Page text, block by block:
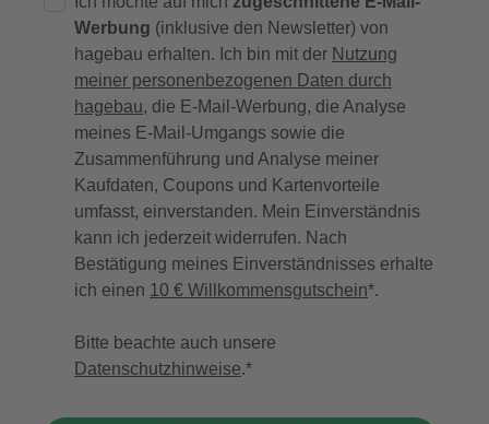
Werbung (inklusive den Newsletter) von
hagebau erhalten. Ich bin mit der Nutzung
meiner personenbezogenen Daten durch
hagebau, die E-Mail-Werbung, die Analyse
meines E-Mail-Umgangs sowie die
Zusammenführung und Analyse meiner
Kaufdaten, Coupons und Kartenvorteile
umfasst, einverstanden. Mein Einverständnis
kann ich jederzeit widerrufen. Nach
Bestätigung meines Einverständnisses erhalte
ich einen 10 € Willkommensgutschein*.
Bitte beachte auch unsere
Datenschutzhinweise.